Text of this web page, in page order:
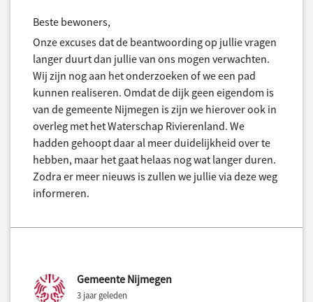
Beste bewoners,
Onze excuses dat de beantwoording op jullie vragen
langer duurt dan jullie van ons mogen verwachten.
Wij zijn nog aan het onderzoeken of we een pad
kunnen realiseren. Omdat de dijk geen eigendom is
van de gemeente Nijmegen is zijn we hierover ook in
overleg met het Waterschap Rivierenland. We
hadden gehoopt daar al meer duidelijkheid over te
hebben, maar het gaat helaas nog wat langer duren.
Zodra er meer nieuws is zullen we jullie via deze weg
informeren.
Gemeente Nijmegen
3 jaar geleden